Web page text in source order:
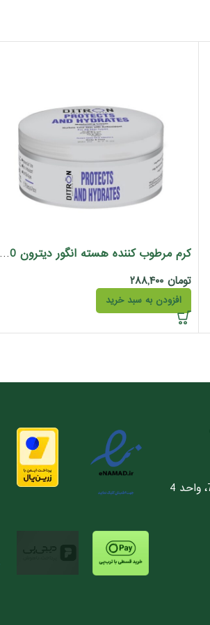
کرم مرطوب کننده هسته انگور دیترون 200 میل
تومان
افزودن به سبد خرید